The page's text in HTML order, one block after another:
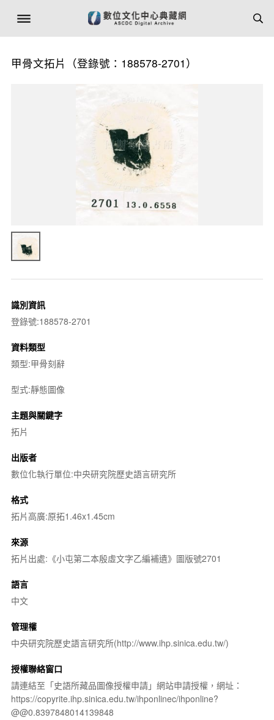
甲骨文拓片（登錄號：188578-2701）
識別資訊
登錄號:188578-2701
資料類型
類型:甲骨刻辭
型式:靜態圖像
主題與關鍵字
拓片
出版者
數位化執行單位:中央研究院歷史語言研究所
格式
拓片高廣:原拓1.46x1.45cm
來源
拓片出處:《小屯第二本殷虛文字乙編補遺》圖版號2701
語言
中文
管理權
中央研究院歷史語言研究所(http://www.ihp.sinica.edu.tw/)
授權聯絡窗口
請連結至「史語所藏品圖像授權申請」網站申請授權，網址：
https://copyrite.ihp.sinica.edu.tw/ihponlinec/ihponline?
@@0.8397848014139848